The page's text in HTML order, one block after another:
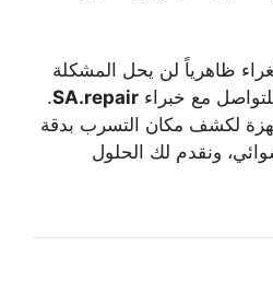
ظاهرياً لن يحل المشكلة
مع خبراء SA.repair
.
لكشف مكان التسرب بدقة
ونقدم لك الحلول